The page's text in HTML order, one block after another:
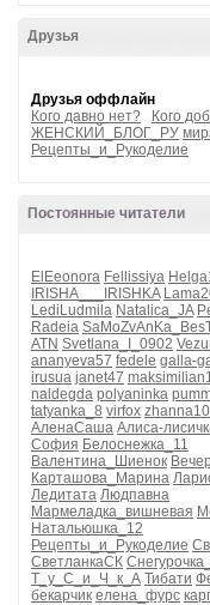
Друзья
Друзья оффлайн
Кого давно нет?
Кого
ЖЕНСКИЙ_БЛОГ_РУ
Рецепты_и_Рукоделие
Постоянные читатели
ElEeonora Fellissiya
IRISHA___IRISHKA
LediLudmila Natalica_JA
Radeia
ATN Svetlana_I_0902
ananyeva57 fedele galla-
irusua janet47
naldegda polyaninka
tatyanka_8 virfox
АленаСаша Алиса-
София Белоснежка_11
Валентина_Шиенок
Карташова_Марина
Ледитата Людпавна
Мармеладка_вишневая
Натальюшка_12
Рецепты_и_Рукоделие
СветланкаСК
Т_у_С_и_Ч_к_А Тибати
бекарчик елена_фурс